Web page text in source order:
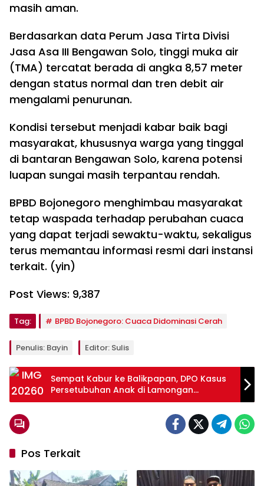
masih aman.
Berdasarkan data Perum Jasa Tirta Divisi
Jasa Asa III Bengawan Solo, tinggi muka air
(TMA) tercatat berada di angka 8,57 meter
dengan status normal dan tren debit air
mengalami penurunan.
Kondisi tersebut menjadi kabar baik bagi
masyarakat, khususnya warga yang tinggal
di bantaran Bengawan Solo, karena potensi
luapan sungai masih terpantau rendah.
BPBD Bojonegoro menghimbau masyarakat
tetap waspada terhadap perubahan cuaca
yang dapat terjadi sewaktu-waktu, sekaligus
terus memantau informasi resmi dari instansi
terkait. (yin)
Post Views: 9,387
Tag: BPBD Bojonegoro: Cuaca Didominasi Cerah
Penulis: Bayin Editor: Sulis
Sempat Kabur ke Balikpapan, DPO Kasus
Persetubuhan Anak di Lamongan
Ditangkap Polisi
Pos Terkait